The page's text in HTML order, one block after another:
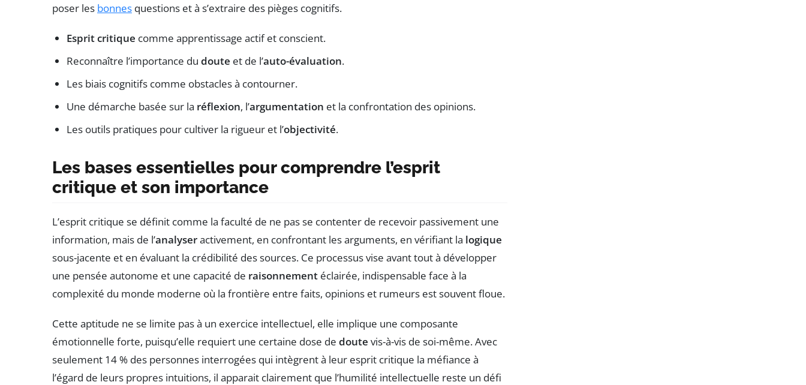
poser les bonnes questions et à s’extraire des pièges cognitifs.
Esprit critique comme apprentissage actif et conscient.
Reconnaître l’importance du doute et de l’auto-évaluation.
Les biais cognitifs comme obstacles à contourner.
Une démarche basée sur la réflexion, l’argumentation et la confrontation des opinions.
Les outils pratiques pour cultiver la rigueur et l’objectivité.
Les bases essentielles pour comprendre l’esprit
critique et son importance
L’esprit critique se définit comme la faculté de ne pas se contenter de recevoir passivement une
information, mais de l’analyseractivement, en confrontant les arguments, en vérifiant la logique
sous-jacente et en évaluant la crédibilité des sources. Ce processus vise avant tout à développer
une pensée autonome et une capacité de raisonnement éclairée, indispensable face à la
complexité du monde moderne où la frontière entre faits, opinions et rumeurs est souvent floue.
Cette aptitude ne se limite pas à un exercice intellectuel, elle implique une composante
émotionnelle forte, puisqu’elle requiert une certaine dose de doute vis-à-vis de soi-même. Avec
seulement 14 % des personnes interrogées qui intègrent à leur esprit critique la méfiance à
l’égard de leurs propres intuitions, il apparait clairement que l’humilité intellectuelle reste un défi